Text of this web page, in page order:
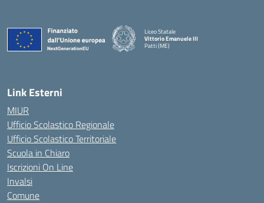
Liceo Statale
Vittorio Emanuele III
Patti (ME)
Link Esterni
MIUR
Ufficio Scolastico Regionale
Ufficio Scolastico Territoriale
Scuola in Chiaro
Iscrizioni On Line
Invalsi
Comune